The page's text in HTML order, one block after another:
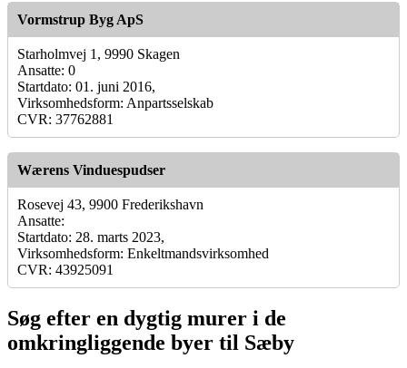
Vormstrup Byg ApS
Starholmvej 1, 9990 Skagen
Ansatte: 0
Startdato: 01. juni 2016,
Virksomhedsform: Anpartsselskab
CVR: 37762881
Wærens Vinduespudser
Rosevej 43, 9900 Frederikshavn
Ansatte:
Startdato: 28. marts 2023,
Virksomhedsform: Enkeltmandsvirksomhed
CVR: 43925091
Søg efter en dygtig murer i de
omkringliggende byer til Sæby